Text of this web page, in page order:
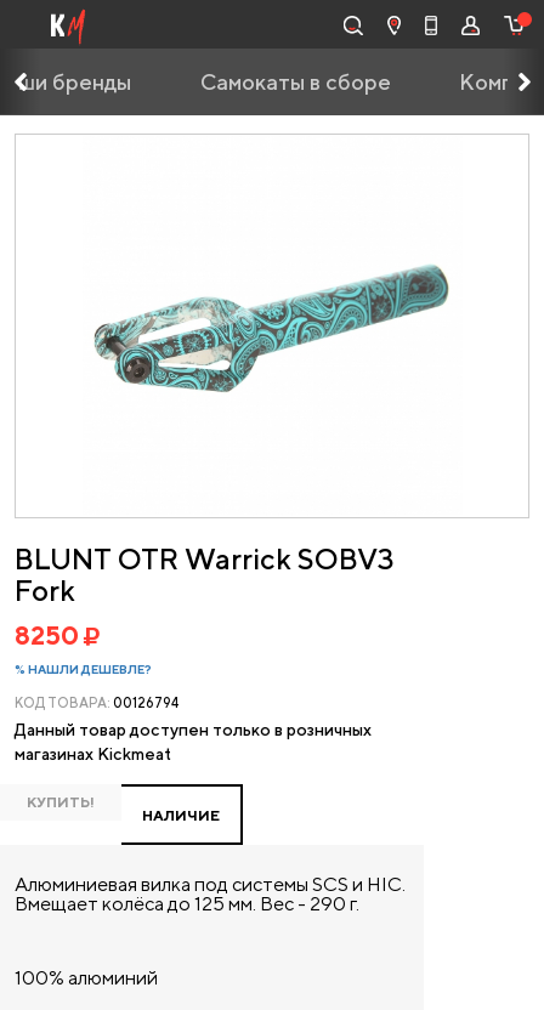
бренды Самокаты в сборе
BLUNT OTR Warrick SOBV3
Fork
8250
% НАШЛИ ДЕШЕВЛЕ?
КОД ТОВАРА: 00126794
Данный товар доступен только в розничных
магазинах Kickmeat
КУПИТЬ!
НАЛИЧИЕ
Алюминиевая вилка под системы SCS и HIC.
Вмещает колёса до 125 мм. Вес - 290 г.
100% алюминий